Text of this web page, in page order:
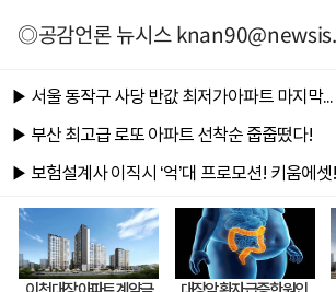
◎공감언론 뉴시스